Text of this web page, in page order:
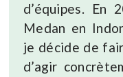
d’équipes. En
Medan en
je décide de
d’agir